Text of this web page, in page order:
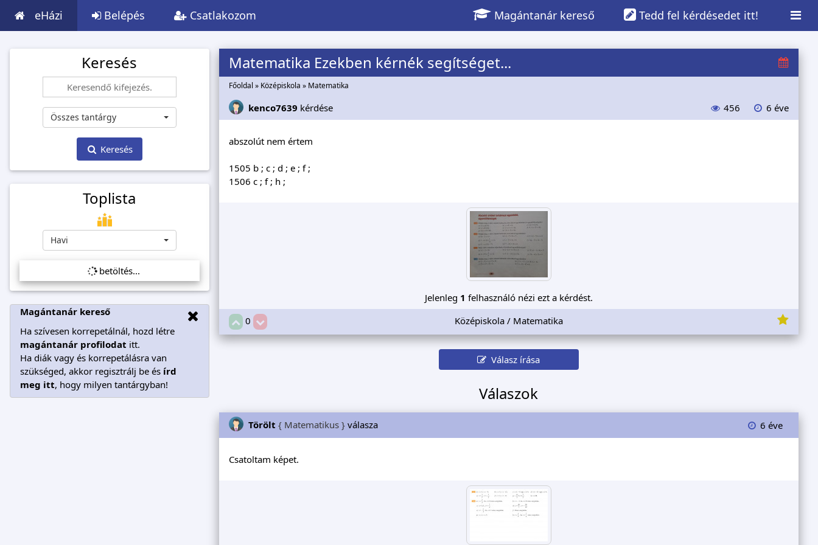
eHázi Belépés Csatlakozom Tedd fel kérdésedet itt!
Magántanár kereső
Keresés
Összes tantárgy
Keresés
Toplista
Havi
betöltés...
Magántanár kereső
Ha szívesen korrepetálnál, hozd létre
magántanár profilodat itt.
Ha diák vagy és korrepetálásra van
szükséged, akkor regisztrálj be és írd
meg itt, hogy milyen tantárgyban!
Matematika Ezekben kérnék segítséget...
Főoldal » Középiskola » Matematika
kenco7639 kérdése 456 6 éve
abszolút nem értem
1505 b ; c ; d ; e ; f ;
1506 c ; f ; h ;
Jelenleg 1 felhasználó nézi ezt a kérdést.
0
Középiskola / Matematika
Válasz írása
Válaszok
Törölt { Matematikus }válasza 6 éve
Csatoltam képet.